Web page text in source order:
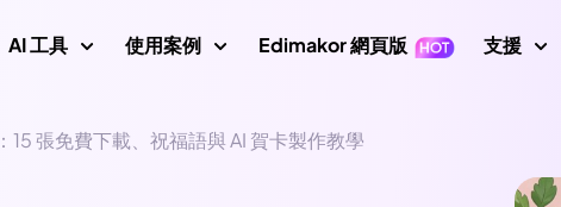
影片編輯
AI 工具
影片/圖片
使用案例
Nano Banana 圖片提示
Edimakor 網頁版 支援
張免費下載、祝福語與 AI 賀卡製作教學